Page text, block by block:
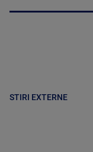
STIRI EXTERNE